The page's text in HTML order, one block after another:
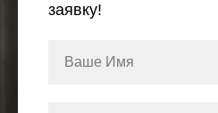
заявку!